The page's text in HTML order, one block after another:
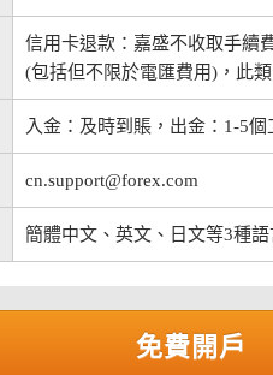
信用卡退款：嘉盛不收取手續
(包括但不限於電匯費用)，此
入金：及時到賬，出金：1-5個
cn.support@forex.com
簡體中文、英文、日文等3種語
免費開戶